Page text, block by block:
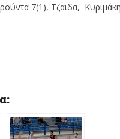
7(1), Τζαιδα,